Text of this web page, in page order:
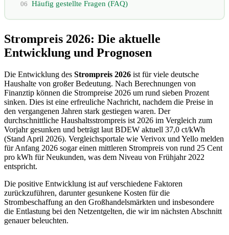
06 Häufig gestellte Fragen (FAQ)
Strompreis 2026: Die aktuelle
Entwicklung und Prognosen
Die Entwicklung des Strompreis 2026 ist für viele deutsche
Haushalte von großer Bedeutung. Nach Berechnungen von
Finanztip können die Strompreise 2026 um rund sieben Prozent
sinken. Dies ist eine erfreuliche Nachricht, nachdem die Preise in
den vergangenen Jahren stark gestiegen waren. Der
durchschnittliche Haushaltsstrompreis ist 2026 im Vergleich zum
Vorjahr gesunken und beträgt laut BDEW aktuell 37,0 ct/kWh
(Stand April 2026). Vergleichsportale wie Verivox und Yello melden
für Anfang 2026 sogar einen mittleren Strompreis von rund 25 Cent
pro kWh für Neukunden, was dem Niveau von Frühjahr 2022
entspricht.
Die positive Entwicklung ist auf verschiedene Faktoren
zurückzuführen, darunter gesunkene Kosten für die
Strombeschaffung an den Großhandelsmärkten und insbesondere
die Entlastung bei den Netzentgelten, die wir im nächsten Abschnitt
genauer beleuchten.